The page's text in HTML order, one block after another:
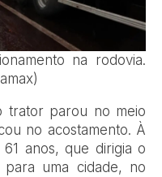
na rodovia.
trator parou no meio
no acostamento. À
anos, que dirigia o
para uma cidade, no